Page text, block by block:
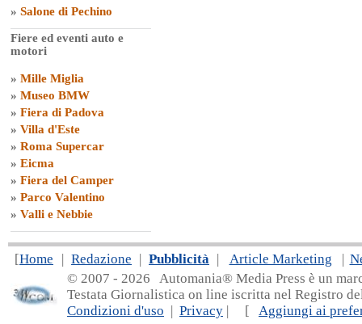
» Salone di Pechino
Fiere ed eventi auto e
motori
» Mille Miglia
» Museo BMW
» Fiera di Padova
» Villa d'Este
» Roma Supercar
» Eicma
» Fiera del Camper
» Parco Valentino
» Valli e Nebbie
[Home | Redazione | Pubblicità | Article Marketing |
© 2007 - 2026 Automania® Media Press è un
Testata Giornalistica on line iscritta nel Registro
Condizioni d'uso | Privacy | [ Aggiungi ai